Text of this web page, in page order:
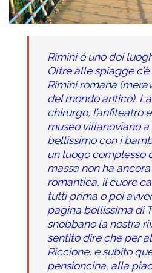
Rimini è uno dei
Oltre alle spiagge
Rimini romana
del mondo antico).
chirurgo, l’anfiteatro
museo villanoviano a
bellissimo con i
un luogo complesso
massa non ha ancora
romantica, il cuore
tutti prima o poi
pagina bellissima di
snobbano la nostra
sentito dire che per
Riccione, e subito
pensioncina, alla